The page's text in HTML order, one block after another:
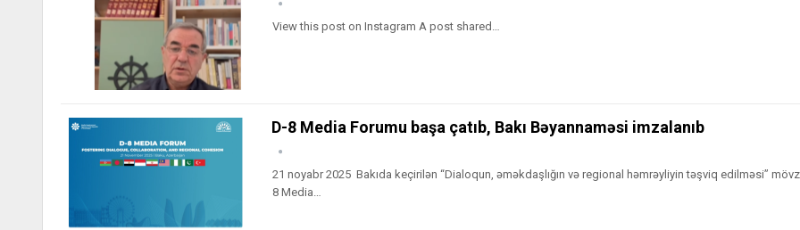
View this post on Instagram A post shared…
D-8 Media Forumu başa çatıb, Bakı Bəyannaməsi imzalanıb
21 noyabr 2025 Bakıda keçirilən “Dialoqun, əməkdaşlığın və regional həmrəyliyin təşviq edilməsi”
8 Media…